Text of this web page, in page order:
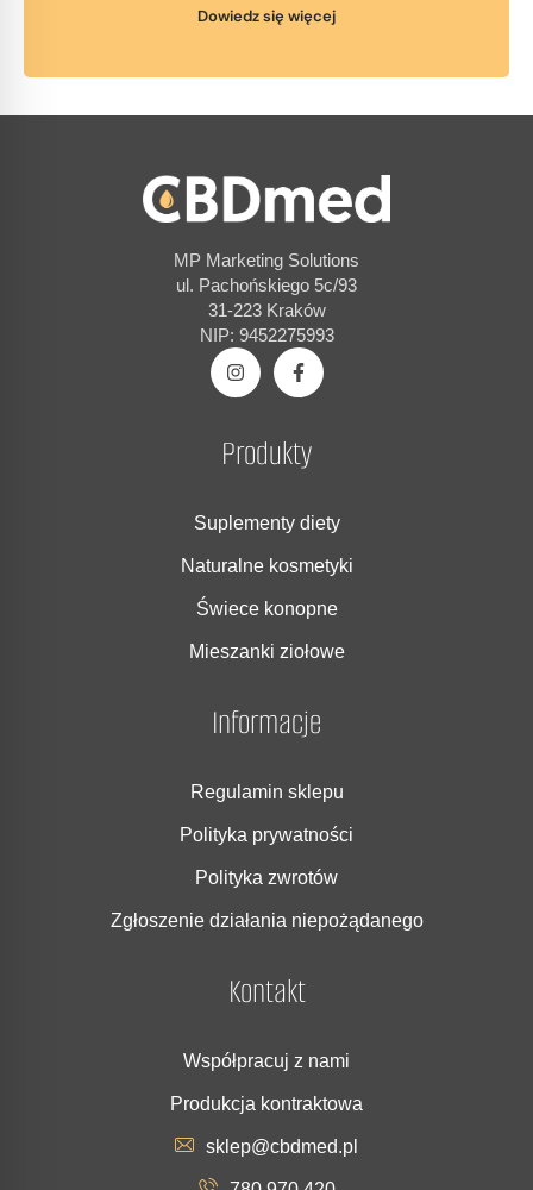
Dowiedz się więcej
MP Marketing Solutions
ul. Pachońskiego 5c/93
31-223 Kraków
NIP: 9452275993
Produkty
Suplementy diety
Naturalne kosmetyki
Świece konopne
Mieszanki ziołowe
Informacje
Regulamin sklepu
Polityka prywatności
Polityka zwrotów
Zgłoszenie działania niepożądanego
Kontakt
Współpracuj z nami
Produkcja kontraktowa
sklep@cbdmed.pl